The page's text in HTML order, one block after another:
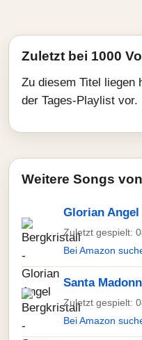
Zuletzt bei 1000
Zu diesem Titel liegen
der Tages-Playlist vor.
Weitere Songs
Glorian Angel
Zuletzt gespielt:
Bei Amazon
Santa
Zuletzt gespielt:
Bei Amazon